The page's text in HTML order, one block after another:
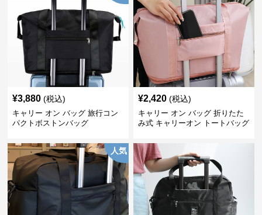
¥3,880 (税込)
キャリー オン バッグ 旅行コン
パクトボストンバッグ
¥2,420 (税込)
キャリー オン バッグ 折りたた
み式 キャリーオン トートバッグ
人気